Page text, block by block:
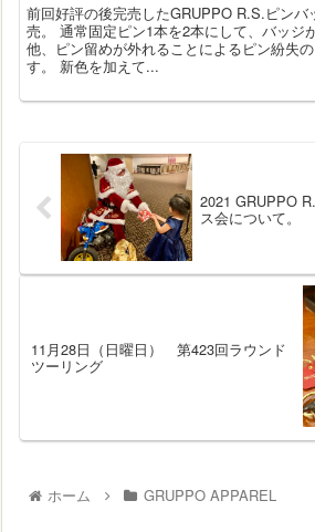
前回好評の後完売したGRUPPO R.S.ピンバ
売。 通常固定ピン1本を2本にして、バッジ
他、ピン留めが外れることによるピン紛失
す。 新色を加えて...
2021 GRUPPO
ス会について。
11月28日（日曜日） 第423回ラウンド
ツーリング
ホーム GRUPPO APPAREL